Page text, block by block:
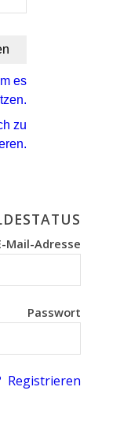
es
zu
Mail-Adresse
Passwort
Registrieren